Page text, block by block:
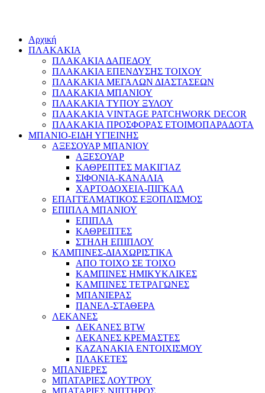
Αρχική
ΠΛΑΚΑΚΙΑ
ΠΛΑΚΑΚΙΑ ΔΑΠΕΔΟΥ
ΠΛΑΚΑΚΙΑ ΕΠΕΝΔΥΣΗΣ ΤΟΙΧΟΥ
ΠΛΑΚΑΚΙΑ ΜΕΓΑΛΩΝ ΔΙΑΣΤΑΣΕΩΝ
ΠΛΑΚΑΚΙΑ ΜΠΑΝΙΟΥ
ΠΛΑΚΑΚΙΑ ΤΥΠΟΥ ΞΥΛΟΥ
ΠΛΑΚΑΚΙΑ VINTAGE PATCHWORK DECOR
ΠΛΑΚΑΚΙΑ ΠΡΟΣΦΟΡΑΣ ΕΤΟΙΜΟΠΑΡΑΔΟΤΑ
ΜΠΑΝΙΟ-ΕΙΔΗ ΥΓΙΕΙΝΗΣ
ΑΞΕΣΟΥΑΡ ΜΠΑΝΙΟΥ
ΑΞΕΣΟΥΑΡ
ΚΑΘΡΕΠΤΕΣ ΜΑΚΙΓΙΑΖ
ΣΙΦΟΝΙΑ-ΚΑΝΑΛΙΑ
ΧΑΡΤΟΔΟΧΕΙΑ-ΠΙΓΚΑΛ
ΕΠΑΓΓΕΛΜΑΤΙΚΟΣ ΕΞΟΠΛΙΣΜΟΣ
ΕΠΙΠΛΑ ΜΠΑΝΙΟΥ
ΕΠΙΠΛΑ
ΚΑΘΡΕΠΤΕΣ
ΣΤΗΛΗ ΕΠΙΠΛΟΥ
ΚΑΜΠΙΝΕΣ-ΔΙΑΧΩΡΙΣΤΙΚΑ
ΑΠΟ ΤΟΙΧΟ ΣΕ ΤΟΙΧΟ
ΚΑΜΠΙΝΕΣ ΗΜΙΚΥΚΛΙΚΕΣ
ΚΑΜΠΙΝΕΣ ΤΕΤΡΑΓΩΝΕΣ
ΜΠΑΝΙΕΡΑΣ
ΠΑΝΕΛ-ΣΤΑΘΕΡΑ
ΛΕΚΑΝΕΣ
ΛΕΚΑΝΕΣ BTW
ΛΕΚΑΝΕΣ ΚΡΕΜΑΣΤΕΣ
ΚΑΖΑΝΑΚΙΑ ΕΝΤΟΙΧΙΣΜΟΥ
ΠΛΑΚΕΤΕΣ
ΜΠΑΝΙΕΡΕΣ
ΜΠΑΤΑΡΙΕΣ ΛΟΥΤΡΟΥ
ΜΠΑΤΑΡΙΕΣ ΝΙΠΤΗΡΟΣ